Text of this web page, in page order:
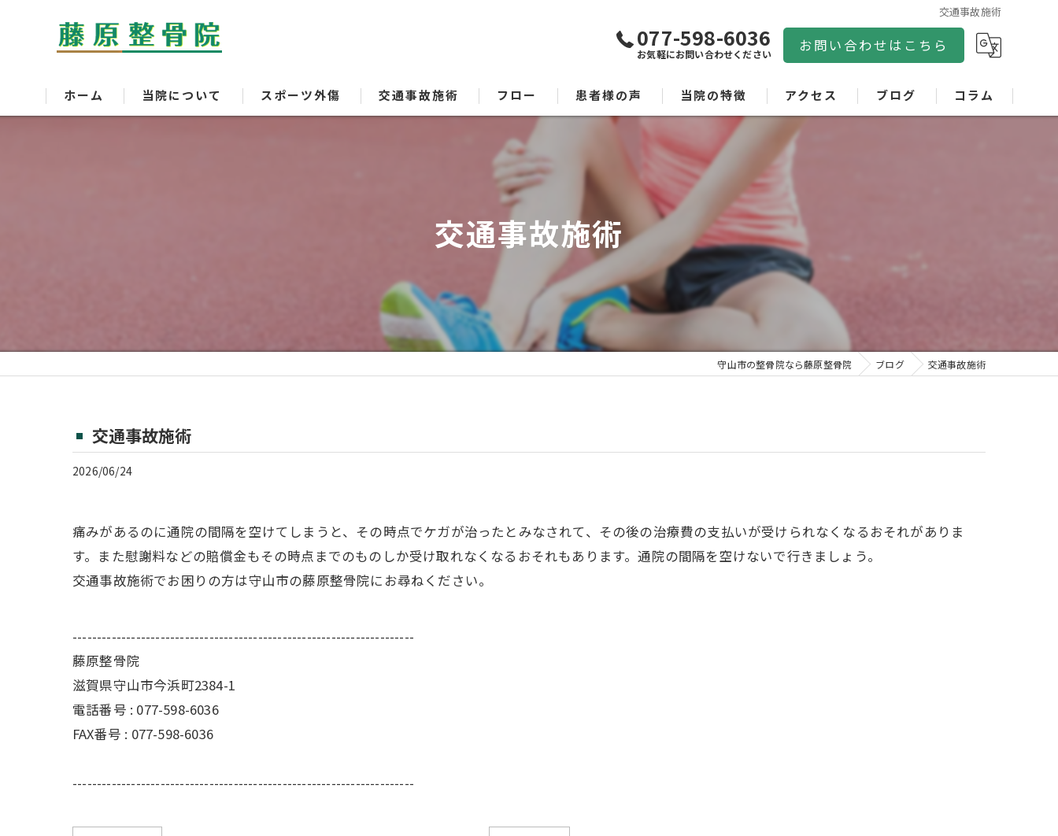
交通事故施術
077-598-6036
お気軽にお問い合わせください お問い合わせはこちら
ホーム 当院について スポーツ外傷 交通事故施術 フロー 患者様の声 当院の特徴
腰痛
スポーツ
保険適用
交通事故
肉離れ
アクセス ブログ コラム
交通事故施術
守山市の整骨院なら藤原整骨院 ブログ 交通事故施術
交通事故施術
2026/06/24
痛みがあるのに通院の間隔を空けてしまうと、その時点でケガが治ったとみなされて、その後の治療費の支払いが受けられなくなるおそれがありま
す。また慰謝料などの賠償金もその時点までのものしか受け取れなくなるおそれもあります。通院の間隔を空けないで行きましょう。
交通事故施術でお困りの方は守山市の藤原整骨院にお尋ねください。
----------------------------------------------------------------------
藤原整骨院
滋賀県守山市今浜町2384-1
電話番号 : 077-598-6036
FAX番号 : 077-598-6036
----------------------------------------------------------------------